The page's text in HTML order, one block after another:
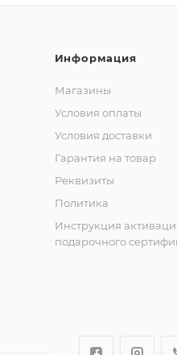
Информация
Магазины
Условия оплаты
Условия доставки
Гарантия на товар
Реквизиты
Политика
Инструкция
подарочного